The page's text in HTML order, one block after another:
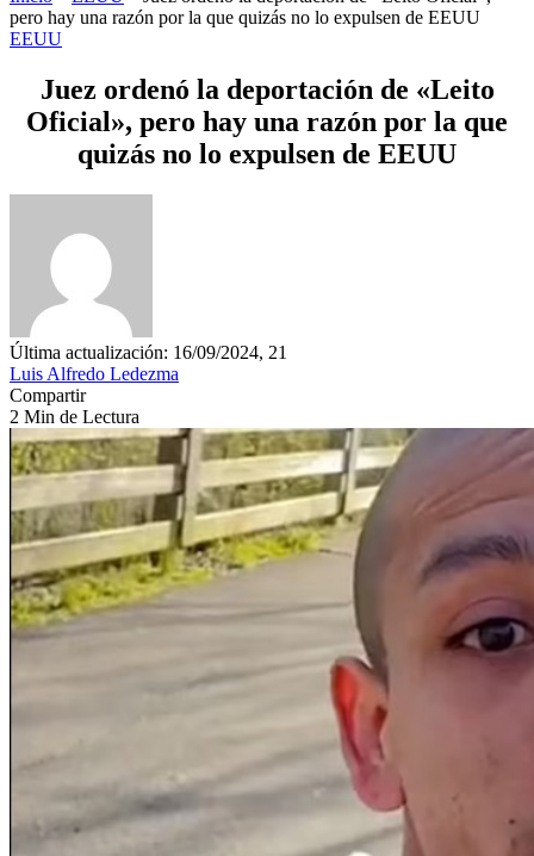
pero hay una razón por la que quizás no lo expulsen de EEUU
EEUU
Juez ordenó la deportación de «Leito
Oficial», pero hay una razón por la que
quizás no lo expulsen de EEUU
Última actualización: 16/09/2024, 21
Luis Alfredo Ledezma
Compartir
2 Min de Lectura